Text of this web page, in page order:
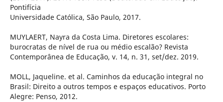
Pontifícia
Universidade Católica, São Paulo, 2017.
MUYLAERT, Nayra da Costa Lima. Diretores escolares:
burocratas de nível de rua ou médio escalão? Revista
Contemporânea de Educação, v. 14, n. 31, set/dez. 2019.
MOLL, Jaqueline. et al. Caminhos da educação integral no
Brasil: Direito a outros tempos e espaços educativos. Porto
Alegre: Penso, 2012.